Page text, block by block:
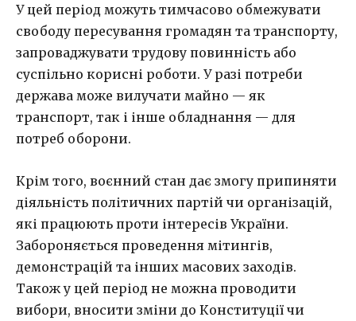
У цей період можуть тимчасово обмежувати
свободу пересування громадян та транспорту,
запроваджувати трудову повинність або
суспільно корисні роботи. У разі потреби
держава може вилучати майно — як
транспорт, так і інше обладнання — для
потреб оборони.
Крім того, воєнний стан дає змогу припиняти
діяльність політичних партій чи організацій,
які працюють проти інтересів України.
Забороняється проведення мітингів,
демонстрацій та інших масових заходів.
Також у цей період не можна проводити
вибори, вносити зміни до Конституції чи